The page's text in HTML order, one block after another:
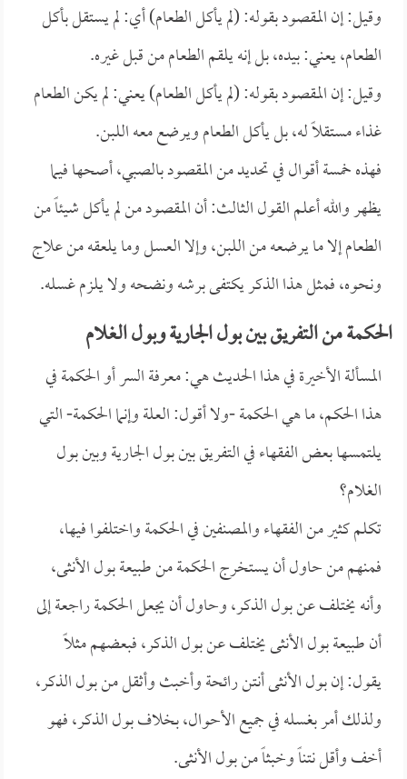
وقيل: إن المقصود بقوله: (لم يأكل الطعام) أي: لم يستقل بأكل
الطعام، يعني: بيده، بل إنه يلقم الطعام من قبل غيره.
وقيل: إن المقصود بقوله: (لم يأكل الطعام) يعني: لم يكن الطعام
غذاء مستقلاً له، بل يأكل الطعام ويرضع معه اللبن.
فهذه خمسة أقوال في تحديد من المقصود بالصبي، أصحها فيما
يظهر والله أعلم القول الثالث: أن المقصود من لم يأكل شيئاً من
الطعام إلا ما يرضعه من اللبن، وإلا العسل وما يلعقه من علاج
ونحوه، فمثل هذا الذكر يكتفى برشه ونضحه ولا يلزم غسله.
الحكمة من التفريق بين بول الجارية وبول الغلام
المسألة الأخيرة في هذا الحديث هي: معرفة السر أو الحكمة في
هذا الحكم، ما هي الحكمة -ولا أقول: العلة وإنما الحكمة- التي
يلتمسها بعض الفقهاء في التفريق بين بول الجارية وبين بول
الغلام؟
تكلم كثير من الفقهاء والمصنفين في الحكمة واختلفوا فيها،
فمنهم من حاول أن يستخرج الحكمة من طبيعة بول الأنثى،
وأنه يختلف عن بول الذكر، وحاول أن يجعل الحكمة راجعة إلى
أن طبيعة بول الأنثى يختلف عن بول الذكر، فبعضهم مثلاً
يقول: إن بول الأنثى أنتن رائحة وأخبث وأثقل من بول الذكر،
ولذلك أمر بغسله في جميع الأحوال، بخلاف بول الذكر، فهو
أخف وأقل نتناً وخبثاً من بول الأنثى.